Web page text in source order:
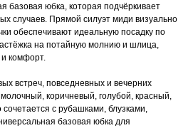
базовая юбка, которая подчёркивает
случаев. Прямой силуэт миди визуально
обеспечивают идеальную посадку по
на потайную молнию и шлица,
комфорт.
встреч, повседневных и вечерних
коричневый, голубой, красный,
с рубашками, блузками,
базовая юбка для